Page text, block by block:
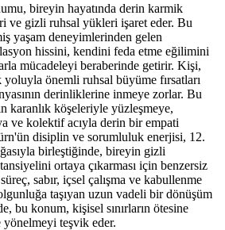
bireyin hayatında derin karmik
ve gizli ruhsal yükleri işaret eder. Bu
yaşam deneyimlerinden gelen
hissini, kendini feda etme eğilimini
mücadeleyi beraberinde getirir. Kişi,
önemli ruhsal büyüme fırsatları
derinliklerine inmeye zorlar. Bu
karanlık köşeleriyle yüzleşmeye,
ve kolektif acıyla derin bir empati
disiplin ve sorumluluk enerjisi, 12.
birleştiğinde, bireyin gizli
ortaya çıkarması için benzersiz
sabır, içsel çalışma ve kabullenme
taşıyan uzun vadeli bir dönüşüm
bu konum, kişisel sınırların ötesine
yönelmeyi teşvik eder.